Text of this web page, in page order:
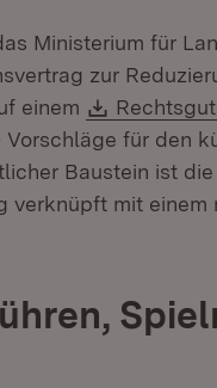
Ministerium für
zur
einem
in neuem
Vorschläge für den
Baustein ist
verknüpft mit einem